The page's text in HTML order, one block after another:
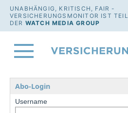
UNABHÄNGIG, KRITISCH, FAIR -
VERSICHERUNGSMONITOR IST TEIL
DER WATCH MEDIA GROUP
Abo-Login
Username